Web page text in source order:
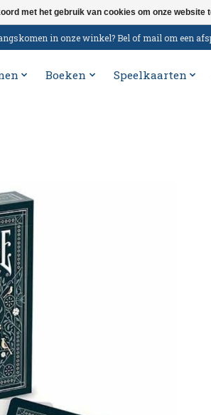
in onze winkel? Bel of mail om een
Boeken Speelkaarten
met het gebruik van cookies om onze website